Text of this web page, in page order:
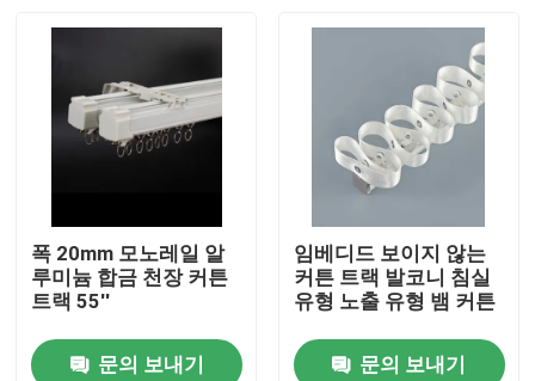
폭 20mm 모노레일 알
루미늄 합금 천장 커튼
트랙 55''
문의 보내기
임베디드 보이지 않는
커튼 트랙 발코니 침실
유형 노출 유형 뱀 커튼
문의 보내기